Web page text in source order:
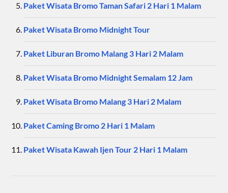
Paket Wisata Bromo Taman Safari 2 Hari 1 Malam
Paket Wisata Bromo Midnight Tour
Paket Liburan Bromo Malang 3 Hari 2 Malam
Paket Wisata Bromo Midnight Semalam 12 Jam
Paket Wisata Bromo Malang 3 Hari 2 Malam
Paket Caming Bromo 2 Hari 1 Malam
Paket Wisata Kawah Ijen Tour 2 Hari 1 Malam